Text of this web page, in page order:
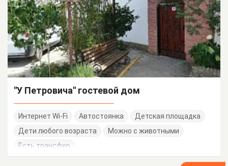
"У Петровича" гостевой дом
Интернет Wi-Fi Автостоянка
Детская площадка
Дети любого возраста
Можно с животными
Есть трансфер